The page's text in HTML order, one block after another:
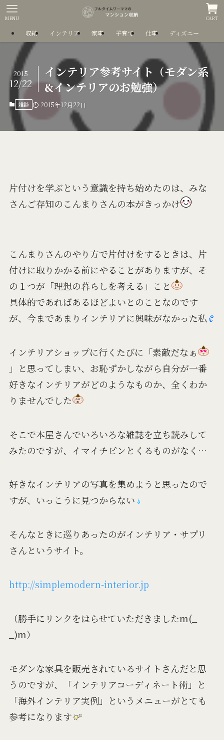
CART
MENU
収納 インテリア 家事 子育て 仕事 ディズニー
インテリア参考サイト（モダン系
&インテリアのお勉強）
2015
12/22
雑談 2015年12月22日
片付けを学ぶという意識を持ち始めたのは、みな
さんご存知のこんまりさんの本がきっかけ
こんまりさんのやり方で片付けをするときは、片
付けに取りかかる前にやることがありますが、そ
の１つが「理想の暮らしを考える」こと
具体的であればあるほどよいとのことなのです
が、今まであまりインテリアに興味がなかった私
インテリアショップに行くたびに「素敵だなぁ
」と思ってしまい、お恥ずかしながら自分が一番
好きなインテリアがどのようなものか、全くわか
りませんでした
そこで本屋さんでいろいろな雑誌を立ち読みして
みたのですが、イマイチピンとくるものがなく…
好きなインテリアの写真を集めようと思ったので
すが、いっこうに見つからない
そんなときに巡りあったのがインテリア・サプリ
さんというサイト。
http://simplemodern-interior.jp
（勝手にリンクをはらせていただきましたm(_
_)m）
モダンな家具を販売されているサイトさんだと思
うのですが、「インテリアコーディネート術」と
「海外インテリア実例」というメニューがとても
参考になります